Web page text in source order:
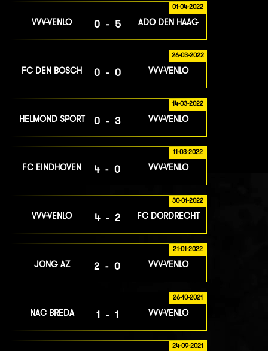
01-04-2022
VVV-VENLO 0-5 ADO DEN HAAG
26-03-2022
FC DEN BOSCH 0-0 VVV-VENLO
14-03-2022
HELMOND SPORT 0-3 VVV-VENLO
11-03-2022
FC EINDHOVEN 4-0 VVV-VENLO
30-01-2022
VVV-VENLO 4-2 FC DORDRECHT
21-01-2022
JONG AZ 2-0 VVV-VENLO
26-10-2021
NAC BREDA 1-1 VVV-VENLO
24-09-2021